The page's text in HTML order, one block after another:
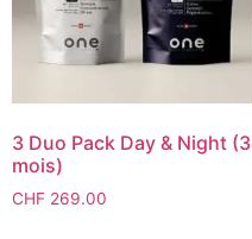
3 Duo Pack Day & Night (3
mois)
CHF 269.00